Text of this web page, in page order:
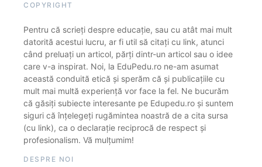
COPYRIGHT
Pentru că scrieți despre educație, sau cu atât mai mult
datorită acestui lucru, ar fi util să citați cu link, atunci
când preluați un articol, părți dintr-un articol sau o idee
care v-a inspirat. Noi, la EduPedu.ro ne-am asumat
această conduită etică și sperăm că și publicațiile cu
mult mai multă experiență vor face la fel. Ne bucurăm
că găsiți subiecte interesante pe Edupedu.ro și suntem
siguri că înțelegeți rugămintea noastră de a cita sursa
(cu link), ca o declarație reciprocă de respect și
profesionalism. Vă mulțumim!
DESPRE NOI